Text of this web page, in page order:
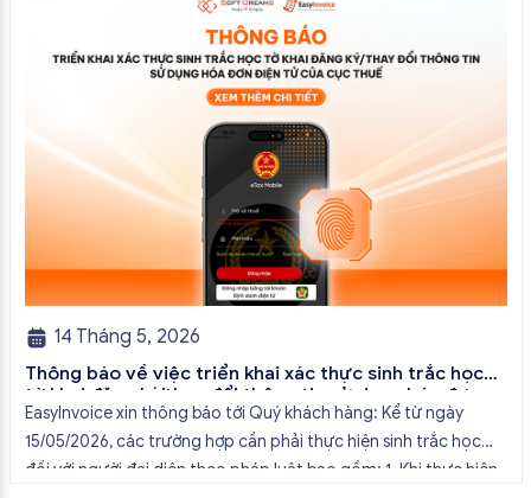
14 Tháng 5, 2026
Thông báo về việc triển khai xác thực sinh trắc học
tờ khai đăng ký/thay đổi thông tin sử dụng hóa đơn
điện tử của Cục Thuế
EasyInvoice xin thông báo tới Quý khách hàng: Kể từ ngày
15/05/2026, các trường hợp cần phải thực hiện sinh trắc học
đối với người đại diện theo pháp luật bao gồm: 1. Khi thực hiện